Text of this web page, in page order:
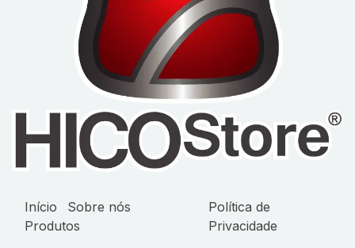
Início
Sobre nós
Produtos
Política de
Privacidade